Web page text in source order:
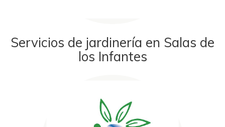
Servicios de jardinería en Salas de
los Infantes